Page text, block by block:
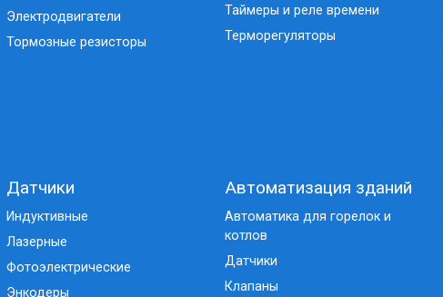
Электродвигатели
Тормозные резисторы
Таймеры и реле времени
Терморегуляторы
Датчики
Индуктивные
Лазерные
Фотоэлектрические
Энкодеры
Автоматизация зданий
Автоматика для горелок и
котлов
Датчики
Клапаны